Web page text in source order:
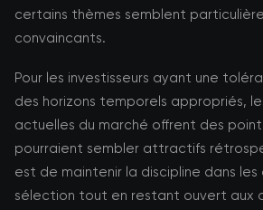
certains thèmes semblent
convaincants.
Pour les investisseurs ayant une
des horizons temporels appropriés,
actuelles du marché offrent des
pourraient sembler attractifs
est de maintenir la discipline dans
sélection tout en restant ouvert aux